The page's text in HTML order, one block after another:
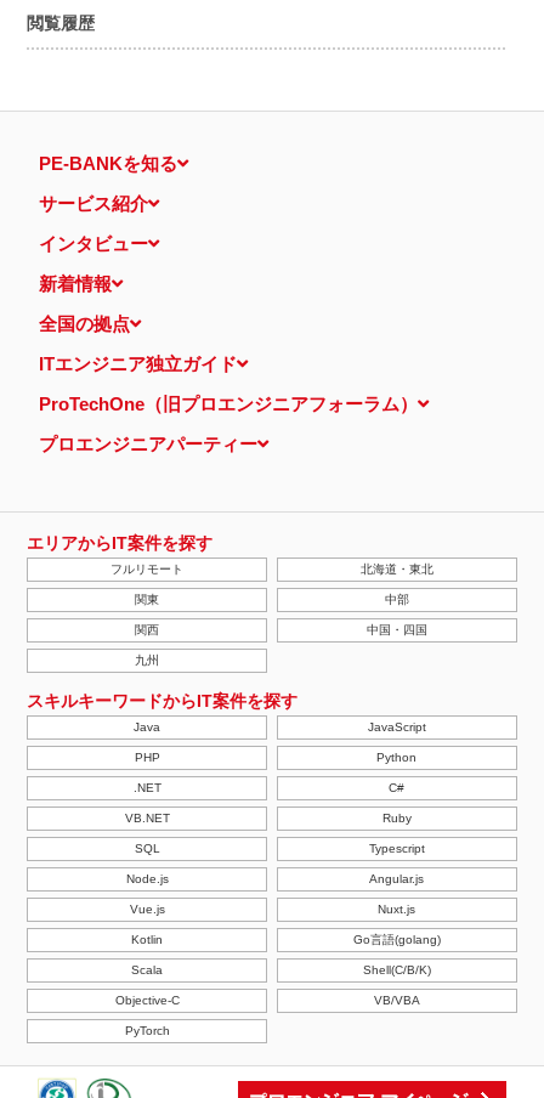
閲覧履歴
PE-BANKを知る
サービス紹介
インタビュー
新着情報
全国の拠点
ITエンジニア独立ガイド
ProTechOne（旧プロエンジニアフォーラム）
プロエンジニアパーティー
エリアからIT案件を探す
フルリモート 北海道・東北
関東 中部
関西 中国・四国
九州
スキルキーワードからIT案件を探す
Java JavaScript
PHP Python
.NET C#
VB.NET Ruby
SQL Typescript
Node.js Angular.js
Vue.js Nuxt.js
Kotlin Go言語(golang)
Scala Shell(C/B/K)
Objective-C VB/VBA
PyTorch